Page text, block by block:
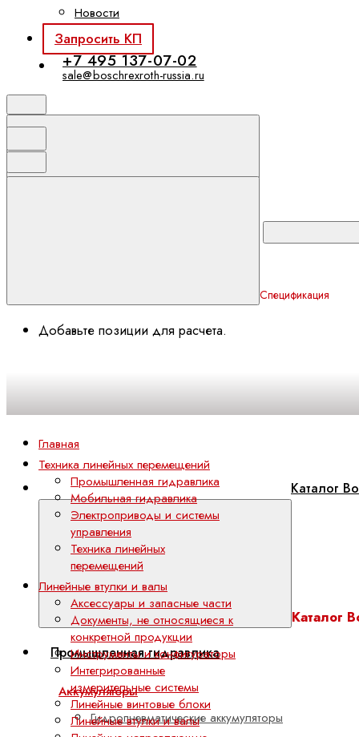
Новости
Запросить КП
+7 495 137-07-02
sale@boschrexroth-russia.ru
Спецификация
Добавьте позиции для расчета.
Каталог
Каталог
Промышленная гидравлика
Аккумуляторы
Гидропневматические аккумуляторы
Главная
Техника линейных перемещений
Промышленная гидравлика
Мобильная гидравлика
Электроприводы и системы
управления
Техника линейных
перемещений
Линейные втулки и валы
Аксессуары и запасные части
Документы, не относящиеся к
конкретной продукции
Инструменты и конфигураторы
Интегрированные
измерительные системы
Линейные винтовые блоки
Линейные втулки и валы